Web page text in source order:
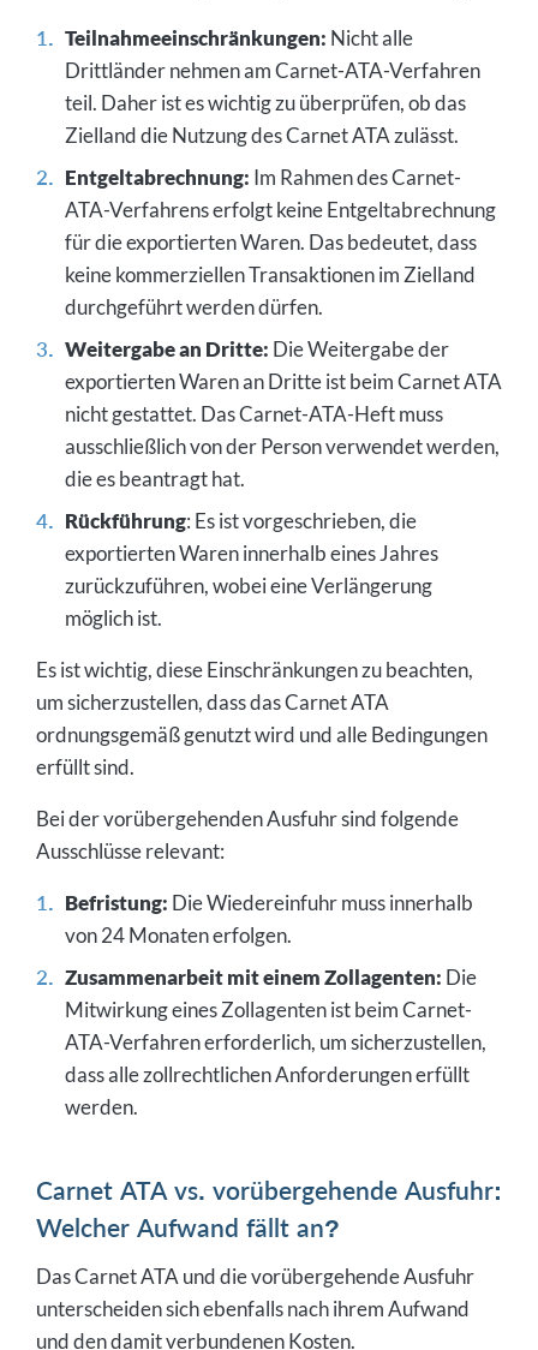
Teilnahmeeinschränkungen: Nicht alle
Drittländer nehmen am Carnet-ATA-Verfahren
teil. Daher ist es wichtig zu überprüfen, ob das
Zielland die Nutzung des Carnet ATA zulässt.
Entgeltabrechnung: Im Rahmen des Carnet-
ATA-Verfahrens erfolgt keine Entgeltabrechnung
für die exportierten Waren. Das bedeutet, dass
keine kommerziellen Transaktionen im Zielland
durchgeführt werden dürfen.
Weitergabe an Dritte: Die Weitergabe der
exportierten Waren an Dritte ist beim Carnet ATA
nicht gestattet. Das Carnet-ATA-Heft muss
ausschließlich von der Person verwendet werden,
die es beantragt hat.
Rückführung: Es ist vorgeschrieben, die
exportierten Waren innerhalb eines Jahres
zurückzuführen, wobei eine Verlängerung
möglich ist.
Es ist wichtig, diese Einschränkungen zu beachten,
um sicherzustellen, dass das Carnet ATA
ordnungsgemäß genutzt wird und alle Bedingungen
erfüllt sind.
Bei der vorübergehenden Ausfuhr sind folgende
Ausschlüsse relevant:
Befristung: Die Wiedereinfuhr muss innerhalb
von 24 Monaten erfolgen.
Zusammenarbeit mit einem Zollagenten: Die
Mitwirkung eines Zollagenten ist beim Carnet-
ATA-Verfahren erforderlich, um sicherzustellen,
dass alle zollrechtlichen Anforderungen erfüllt
werden.
Carnet ATA vs. vorübergehende Ausfuhr:
Welcher Aufwand fällt an?
Das Carnet ATA und die vorübergehende Ausfuhr
unterscheiden sich ebenfalls nach ihrem Aufwand
und den damit verbundenen Kosten.